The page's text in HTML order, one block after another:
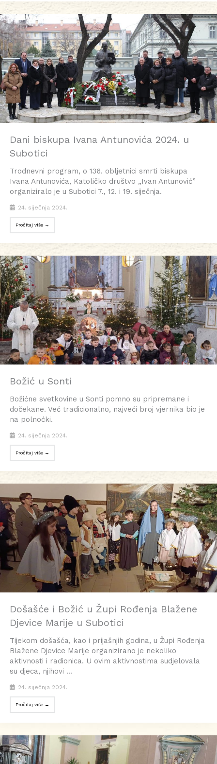
Dani biskupa Ivana Antunovića 2024. u
Subotici
Trodnevni program, o 136. obljetnici smrti biskupa
Ivana Antunovića, Katoličko društvo „Ivan Antunović”
organiziralo je u Subotici 7., 12. i 19. siječnja.
24. siječnja 2024.
Pročitaj više →
Božić u Sonti
Božićne svetkovine u Sonti pomno su pripremane i
dočekane. Već tradicionalno, najveći broj vjernika bio je
na polnoćki.
24. siječnja 2024.
Pročitaj više →
Došašće i Božić u Župi Rođenja Blažene
Djevice Marije u Subotici
Tijekom došašća, kao i prijašnjih godina, u Župi Rođenja
Blažene Djevice Marije organizirano je nekoliko
aktivnosti i radionica. U ovim aktivnostima sudjelovala
su djeca, njihovi ...
24. siječnja 2024.
Pročitaj više →